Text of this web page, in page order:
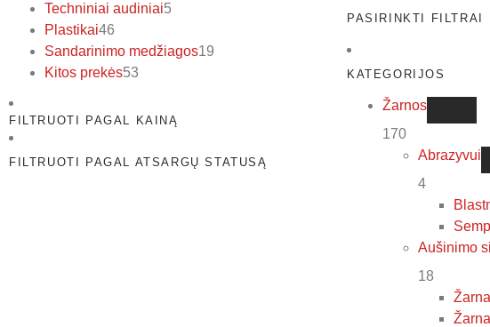
Techniniai audiniai5
Plastikai46
Sandarinimo medžiagos19
Kitos prekės53
FILTRUOTI PAGAL KAINĄ
FILTRUOTI PAGAL ATSARGŲ STATUSĄ
PASIRINKTI FILTRAI
KATEGORIJOS
Žarnos
170
Abrazyvui
4
Aušinimo
18